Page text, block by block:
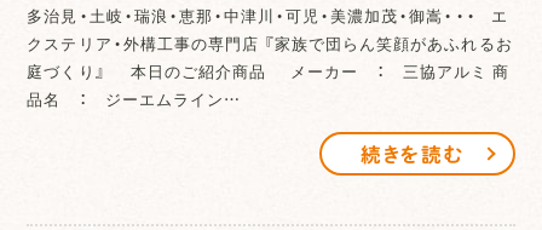
多治見・土岐・瑞浪・恵那・中津川・可児・美濃加茂・御嵩・・・ エ
クステリア・外構工事の専門店 『家族で団らん笑顔があふれるお
庭づくり』 本日のご紹介商品 メーカー ： 三協アルミ 商
品名 ： ジーエムライン…
続きを読む